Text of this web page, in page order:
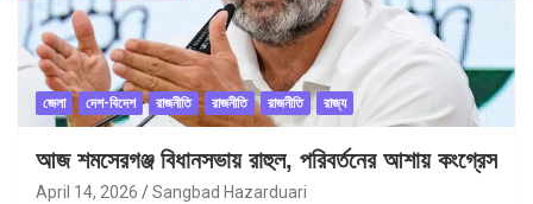
জেলা দেশ-বিদেশ রাজনীতি রাজনীতি রাজনীতি রাজ্য
আজ শমসেরগঞ্জ বিধানসভায় রাহুল, পরিবর্তনের আশায় কংগ্রেস
April 14, 2026 Sangbad Hazarduari